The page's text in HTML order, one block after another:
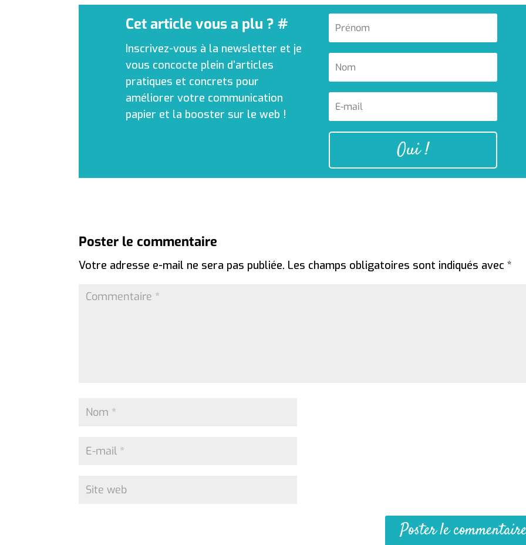
Cet article vous a plu ? #
Inscrivez-vous à la newsletter et je
vous concocte plein d’articles
pratiques et concrets pour
améliorer votre communication
papier et la booster sur le web !
Oui !
Poster le commentaire
Votre adresse e-mail ne sera pas publiée. Les champs obligatoires sont indiqués avec*